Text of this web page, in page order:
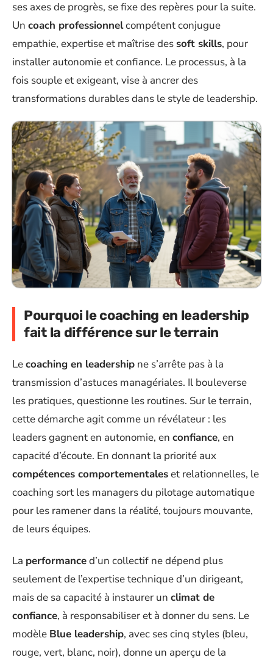
ses axes de progrès, se fixe des repères pour la suite.
Un coach professionnelcompétent conjugue
empathie, expertise et maîtrise des soft skills, pour
installer autonomie et confiance. Le processus, à la
fois souple et exigeant, vise à ancrer des
transformations durables dans le style de leadership.
Pourquoi le coaching en leadership
fait la différence sur le terrain
Lecoaching en leadership ne s’arrête pas à la
transmission d’astuces managériales. Il bouleverse
les pratiques, questionne les routines. Sur le terrain,
cette démarche agit comme un révélateur : les
leaders gagnent en autonomie, en confiance, en
capacité d’écoute. En donnant la priorité aux
compétences comportementaleset relationnelles, le
coaching sort les managers du pilotage automatique
pour les ramener dans la réalité, toujours mouvante,
de leurs équipes.
La performanced’un collectif ne dépend plus
seulement de l’expertise technique d’un dirigeant,
mais de sa capacité à instaurer un climat de
confiance, à responsabiliser et à donner du sens. Le
modèle Blue leadership, avec ses cinq styles (bleu,
rouge, vert, blanc, noir), donne un aperçu de la